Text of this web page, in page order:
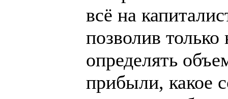
всё на
позволив
определять
прибыли, какое